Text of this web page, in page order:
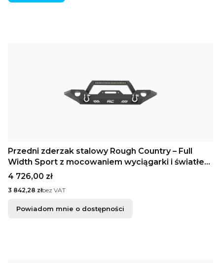
Przedni zderzak stalowy Rough Country – Full
Width Sport z mocowaniem wyciągarki i światłem
LED | Jeep Gladiator JT / Wrangler JK & JL /
Wrangler Unlimited 4WD
Cena
4 726,00 zł
Cena
3 842,28 złbez VAT
Powiadom mnie o dostępności